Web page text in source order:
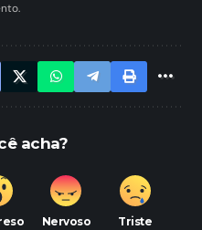
acha?
Nervoso Triste